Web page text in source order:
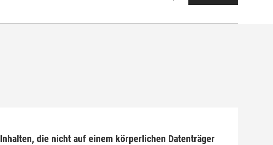
die nicht auf einem körperlichen Datenträger